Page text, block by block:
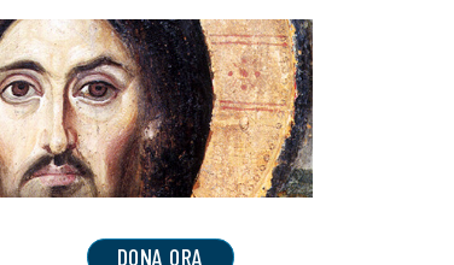
DONA ORA